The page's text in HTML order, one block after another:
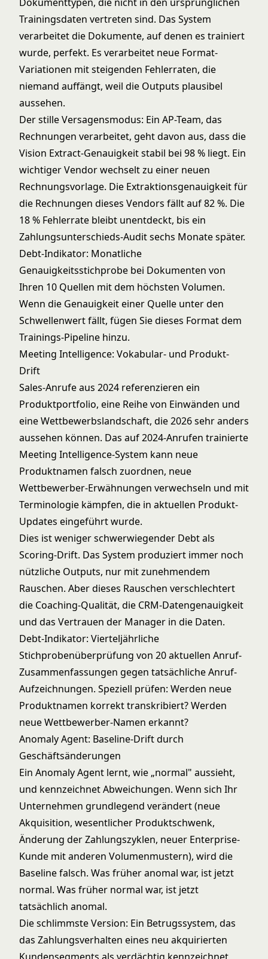
Trainingsdaten vertreten sind. Das System
verarbeitet die Dokumente, auf denen es trainiert
wurde, perfekt. Es verarbeitet neue Format-
Variationen mit steigenden Fehlerraten, die
niemand auffängt, weil die Outputs plausibel
aussehen.
Der stille Versagensmodus: Ein AP-Team, das
Rechnungen verarbeitet, geht davon aus, dass die
Vision Extract-Genauigkeit stabil bei 98 % liegt. Ein
wichtiger Vendor wechselt zu einer neuen
Rechnungsvorlage. Die Extraktionsgenauigkeit für
die Rechnungen dieses Vendors fällt auf 82 %. Die
18 % Fehlerrate bleibt unentdeckt, bis ein
Zahlungsunterschieds-Audit sechs Monate später.
Debt-Indikator: Monatliche
Genauigkeitsstichprobe bei Dokumenten von
Ihren 10 Quellen mit dem höchsten Volumen.
Wenn die Genauigkeit einer Quelle unter den
Schwellenwert fällt, fügen Sie dieses Format dem
Trainings-Pipeline hinzu.
Meeting Intelligence: Vokabular- und Produkt-
Drift
Sales-Anrufe aus 2024 referenzieren ein
Produktportfolio, eine Reihe von Einwänden und
eine Wettbewerbslandschaft, die 2026 sehr anders
aussehen können. Das auf 2024-Anrufen trainierte
Meeting Intelligence-System kann neue
Produktnamen falsch zuordnen, neue
Wettbewerber-Erwähnungen verwechseln und mit
Terminologie kämpfen, die in aktuellen Produkt-
Updates eingeführt wurde.
Dies ist weniger schwerwiegender Debt als
Scoring-Drift. Das System produziert immer noch
nützliche Outputs, nur mit zunehmendem
Rauschen. Aber dieses Rauschen verschlechtert
die Coaching-Qualität, die CRM-Datengenauigkeit
und das Vertrauen der Manager in die Daten.
Debt-Indikator: Vierteljährliche
Stichprobenüberprüfung von 20 aktuellen Anruf-
Zusammenfassungen gegen tatsächliche Anruf-
Aufzeichnungen. Speziell prüfen: Werden neue
Produktnamen korrekt transkribiert? Werden
neue Wettbewerber-Namen erkannt?
Anomaly Agent: Baseline-Drift durch
Geschäftsänderungen
Ein Anomaly Agent lernt, wie „normal" aussieht,
und kennzeichnet Abweichungen. Wenn sich Ihr
Unternehmen grundlegend verändert (neue
Akquisition, wesentlicher Produktschwenk,
Änderung der Zahlungszyklen, neuer Enterprise-
Kunde mit anderen Volumenmustern), wird die
Baseline falsch. Was früher anomal war, ist jetzt
normal. Was früher normal war, ist jetzt
tatsächlich anomal.
Die schlimmste Version: Ein Betrugssystem, das
das Zahlungsverhalten eines neu akquirierten